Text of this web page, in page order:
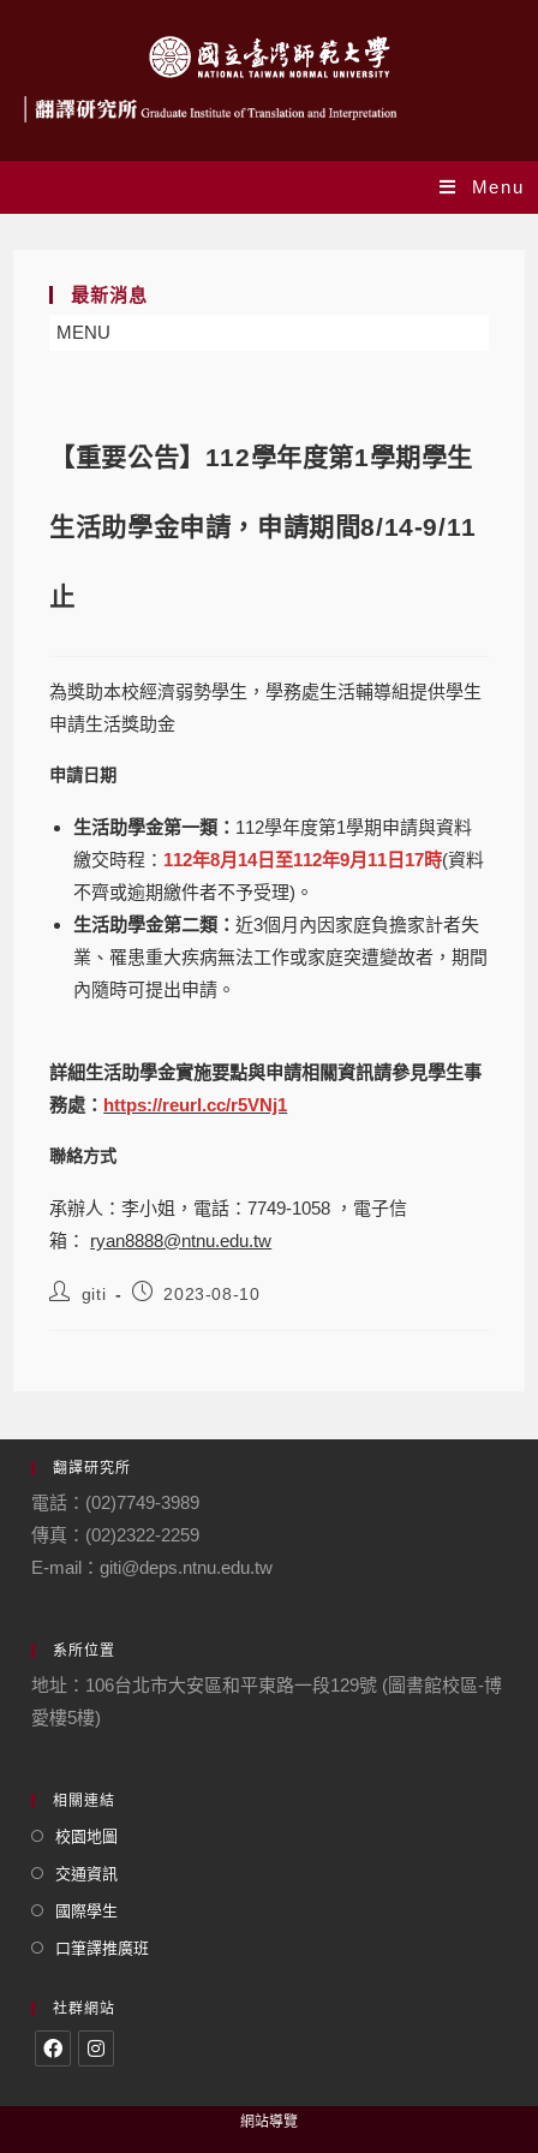
Menu
最新消息
MENU
【重要公告】112學年度第1學期學生
生活助學金申請，申請期間8/14-9/11
止
為獎助本校經濟弱勢學生，學務處生活輔導組提供學生
申請生活獎助金
申請日期
生活助學金第一類： 112學年度第1學期申請與資料
繳交時程： 112年8月14日至112年9月11日17時(資料
不齊或逾期繳件者不予受理)。
生活助學金第二類：近3個月內因家庭負擔家計者失
業、罹患重大疾病無法工作或家庭突遭變故者，期間
內隨時可提出申請。
詳細生活助學金實施要點與申請相關資訊請參見學生事
務處： https://reurl.cc/r5VNj1
聯絡方式
承辦人：李小姐，電話：7749-1058 ，電子信
箱： ryan8888@ntnu.edu.tw
giti 2023-08-10
翻譯研究所
電話：(02)7749-3989
傳真：(02)2322-2259
E-mail：giti@deps.ntnu.edu.tw
系所位置
地址：106台北市大安區和平東路一段129號 (圖書館校區-博
愛樓5樓)
相關連結
校園地圖
交通資訊
國際學生
口筆譯推廣班
社群網站
網站導覽